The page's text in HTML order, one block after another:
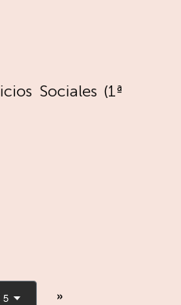
Sociales (1ª
5